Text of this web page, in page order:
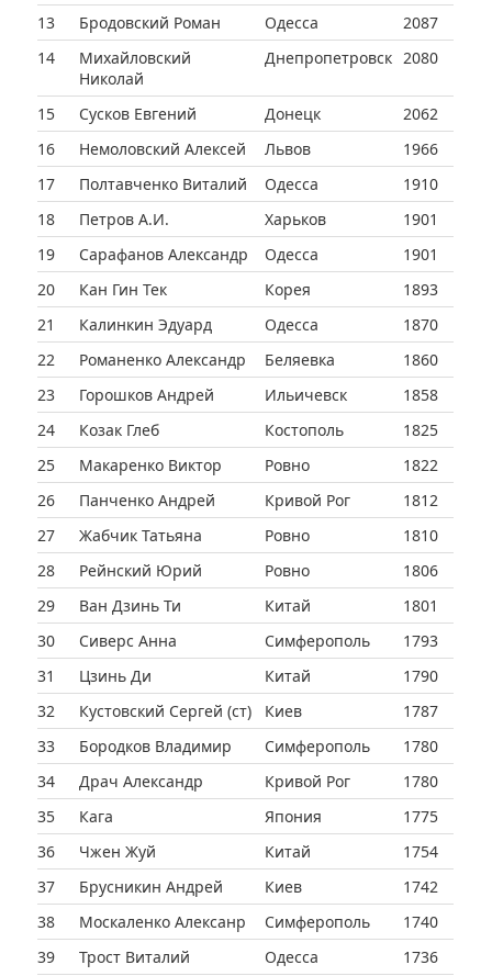
13
Бродовский Роман Одесса
2087
14
Михайловский
Николай
Днепропетровск 2080
15 Сусков Евгений Донецк
2062
16
Немоловский Алексей Львов
1966
17
Полтавченко Виталий Одесса
1910
18
Петров А.И. Харьков
1901
19
Сарафанов Александр Одесса
1901
20
Кан Гин Тек Корея
1893
21
Калинкин Эдуард Одесса
1870
22
Романенко Александр Беляевка
1860
23
Горошков Андрей Ильичевск
1858
24
Козак Глеб Костополь
1825
25
Макаренко Виктор Ровно
1822
26
Панченко Андрей Кривой Рог
1812
27
Жабчик Татьяна Ровно
1810
28
Рейнский Юрий Ровно
1806
29
Ван Дзинь Ти Китай
1801
30
Сиверс Анна Симферополь
1793
31
Цзинь Ди Китай
1790
32
Кустовский Сергей (ст) Киев
1787
33
Бородков Владимир Симферополь
1780
34
Драч Александр Кривой Рог
1780
35
Кага Япония
1775
36
Чжен Жуй Китай
1754
37
Брусникин Андрей Киев
1742
38
Москаленко Алексанр Симферополь
1740
39
Трост Виталий Одесса
1736